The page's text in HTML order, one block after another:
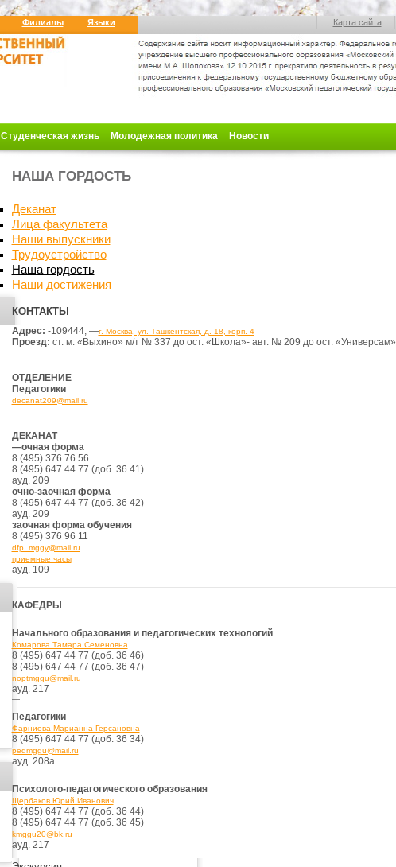
Филиалы Языки Карта сайта
Студенческая жизнь Молодежная политика Новости
НАША ГОРДОСТЬ
Деканат
Лица факультета
Наши выпускники
Трудоустройство
Наша гордость
Наши достижения
КОНТАКТЫ
Адрес: -109444, —г. Москва, ул. Ташкентская, д. 18, корп. 4
Проезд: ст. м. «Выхино» м/т № 337 до ост. «Школа»- авт. № 209 до ост. «Универсам»
ОТДЕЛЕНИЕ
Педагогики
decanat209@mail.ru
ДЕКАНАТ
—очная форма
8 (495) 376 76 56
8 (495) 647 44 77 (доб. 36 41)
ауд. 209
очно-заочная форма
8 (495) 647 44 77 (доб. 36 42)
ауд. 209
заочная форма обучения
8 (495) 376 96 11
dfp_mggy@mail.ru
приемные часы
ауд. 109
КАФЕДРЫ
Начального образования и педагогических технологий
Комарова Тамара Семеновна
8 (495) 647 44 77 (доб. 36 46)
8 (495) 647 44 77 (доб. 36 47)
noptmggu@mail.ru
ауд. 217
—
Педагогики
Фарниева Марианна Герсановна
8 (495) 647 44 77 (доб. 36 34)
pedmggu@mail.ru
ауд. 208а
—
Психолого-педагогического образования
Щербаков Юрий Иванович
8 (495) 647 44 77 (доб. 36 44)
8 (495) 647 44 77 (доб. 36 45)
kmggu20@bk.ru
ауд. 217